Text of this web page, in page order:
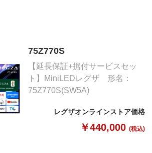
75Z770S
【延長保証+据付サービスセッ
ト】MiniLEDレグザ 形名：
75Z770S(SW5A)
レグザオンラインストア価格
￥440,000 (税込)